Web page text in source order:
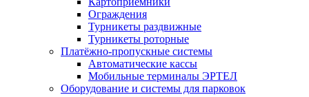
Ограждения
Турникеты раздвижные
Турникеты роторные
Платёжно-пропускные системы
Автоматические кассы
Мобильные терминалы ЭРТЕЛ
Оборудование и системы для парковок